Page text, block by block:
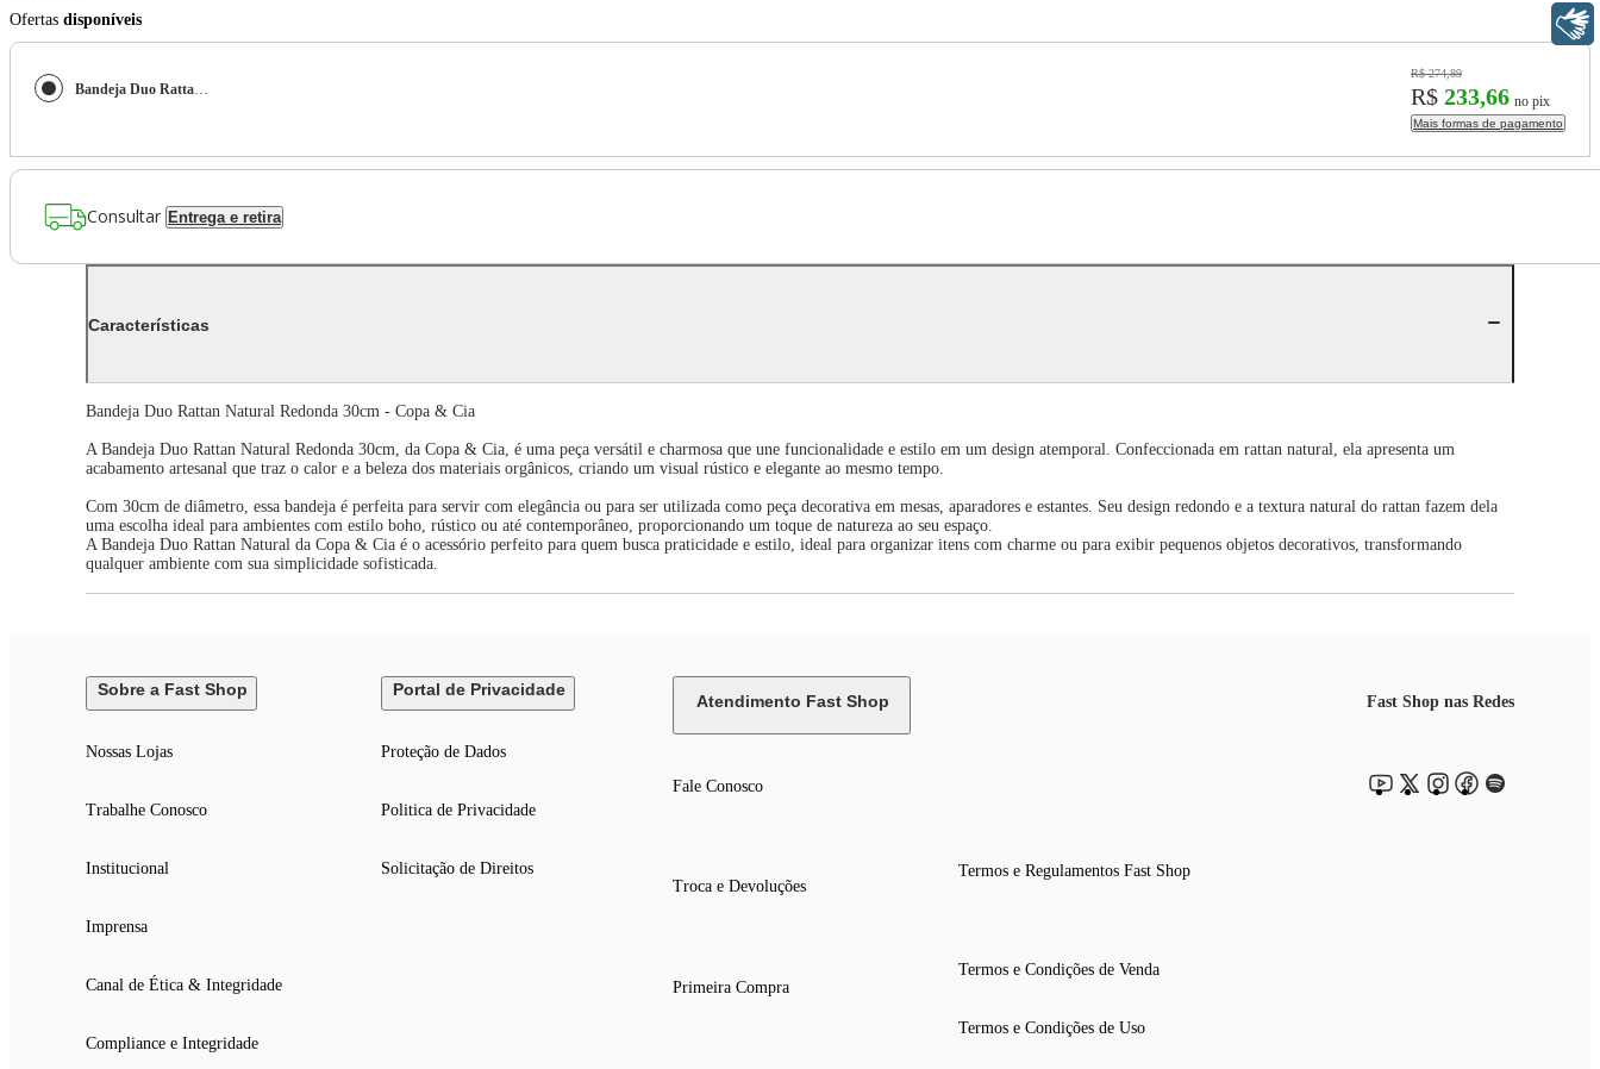
Ofertas disponíveis
Bandeja Duo Rattan Natural Redonda 30Cm - Copa e Cia Bandeja Duo Rattan Natural Redonda 30Cm - Copa & Cia
R$ 274,89
R$ 233,66 no pix
Mais formas de pagamento
Consultar Entrega e retira
Características
Bandeja Duo Rattan Natural Redonda 30cm - Copa & Cia
A Bandeja Duo Rattan Natural Redonda 30cm, da Copa & Cia, é uma peça versátil e charmosa que une funcionalidade e estilo em um design atemporal. Confeccionada em rattan natural, ela apresenta um
acabamento artesanal que traz o calor e a beleza dos materiais orgânicos, criando um visual rústico e elegante ao mesmo tempo.
Com 30cm de diâmetro, essa bandeja é perfeita para servir com elegância ou para ser utilizada como peça decorativa em mesas, aparadores e estantes. Seu design redondo e a textura natural do rattan fazem dela
uma escolha ideal para ambientes com estilo boho, rústico ou até contemporâneo, proporcionando um toque de natureza ao seu espaço.
A Bandeja Duo Rattan Natural da Copa & Cia é o acessório perfeito para quem busca praticidade e estilo, ideal para organizar itens com charme ou para exibir pequenos objetos decorativos, transformando
qualquer ambiente com sua simplicidade sofisticada.
Sobre a Fast Shop
Nossas Lojas
Trabalhe Conosco
Institucional
Imprensa
Canal de Ética & Integridade
Compliance e Integridade
Portal de Privacidade
Proteção de Dados
Politica de Privacidade
Solicitação de Direitos
Atendimento Fast Shop
Fale Conosco
Troca e Devoluções
Primeira Compra
Termos e Regulamentos Fast Shop
Termos e Condições de Venda
Termos e Condições de Uso
Fast Shop nas Redes